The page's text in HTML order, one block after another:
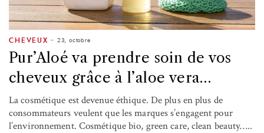
CHEVEUX 23, octobre
Pur’Aloé va prendre soin de vos
cheveux grâce à l’aloe vera…
La cosmétique est devenue éthique. De plus en plus de
consommateurs veulent que les marques s’engagent pour
l’environnement. Cosmétique bio, green care, clean beauty…..